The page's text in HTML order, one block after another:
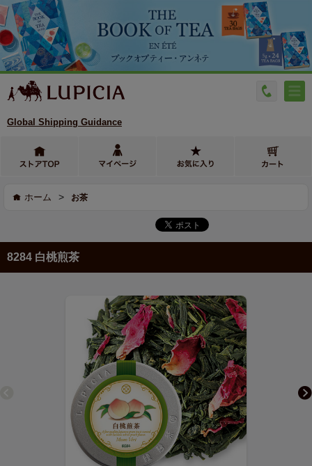
Global Shipping Guidance
ホーム > お茶
8284 白桃煎茶